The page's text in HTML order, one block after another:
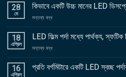
28
মে
কিভাবে একটি উচ্চ মানের LED
মন্তব্য বন্ধচালু
একটি
মানের
ডিসপ্লে
18
এপ্রিল
LED ফিল্ম পর্দা মধ্যে পার্থক্য, স্ফটিক
মন্তব্য বন্ধচালু
ফিল্ম
16
এপ্রিল
প্রতি বর্গমিটারে একটি LED স্বচ্ছ